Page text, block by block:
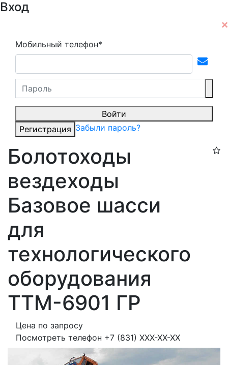
Вход
Мобильный телефон*
Войти
Регистрация Забыли пароль?
Болотоходы
вездеходы
Базовое шасси
для
технологического
оборудования
ТТМ-6901 ГР
Цена по запросу
Посмотреть телефон +7 (831) XXX-XX-XX